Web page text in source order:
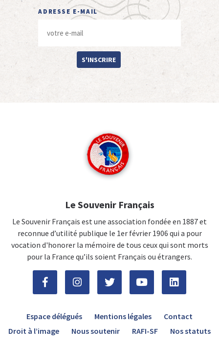
ADRESSE E-MAIL
S'INSCRIRE
Le Souvenir Français
Le Souvenir Français est une association fondée en 1887 et
reconnue d’utilité publique le 1er février 1906 qui a pour
vocation d'honorer la mémoire de tous ceux qui sont morts
pour la France qu’ils soient Français ou étrangers.
Espace délégués Mentions légales
Contact
Droit à l’image
Nous soutenir RAFI-SF Nos statuts